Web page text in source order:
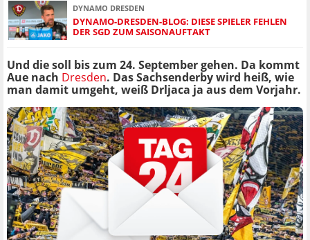
DYNAMO DRESDEN
DYNAMO-DRESDEN-BLOG: DIESE SPIELER FEHLEN
DER SGD ZUM SAISONAUFTAKT
Und die soll bis zum 24. September gehen. Da kommt
Aue nach Dresden. Das Sachsenderby wird heiß, wie
man damit umgeht, weiß Drljaca ja aus dem Vorjahr.